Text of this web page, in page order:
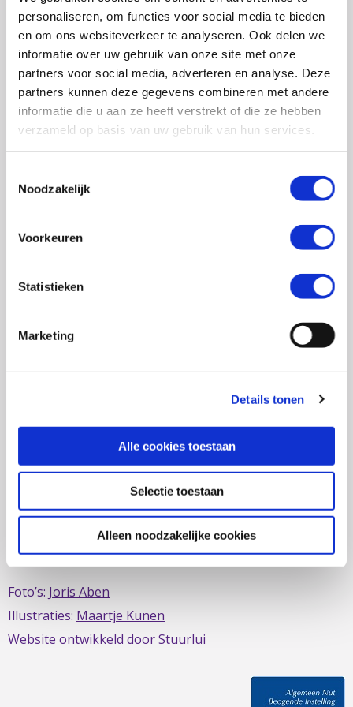
personaliseren, om functies voor social media te bieden
en om ons websiteverkeer te analyseren. Ook delen we
informatie over uw gebruik van onze site met onze
partners voor social media, adverteren en analyse. Deze
partners kunnen deze gegevens combineren met andere
informatie die u aan ze heeft verstrekt of die ze hebben
verzameld op basis van uw gebruik van hun services.
Noodzakelijk
Voorkeuren
Statistieken
Marketing
Details tonen
Alle cookies toestaan
Selectie toestaan
Alleen noodzakelijke cookies
0348 – 43 29 20(algemene nummer)
(ma t/m do: van 10.00 tot 14.30 uur)
info@crohn-colitis.nl
0348 – 420 780 (ervaringsdeskundigenlijn)
(ma t/m do: van 10:00 tot 12:30 uur)
ervaringsdeskundigen@crohn-colitis.nl
voor mensen met chronische darmziektes zoals de ziekte
van Crohn, colitis ulcerosa en microscopische colitis.
Deze ontstekingsziektes noemt men ook wel
Inflammatory Bowel Disease (IBD). Crohn & Colitis NL zet
zich al sinds 1979 in om de belangen van mensen met
IBD te behartigen. Evenals de belangen van mensen met
short bowel/darmfalen.
Deze website is mede mogelijk gemaakt door het
Fonds
Foto’s: Joris Aben
Illustraties: Maartje Kunen
Website ontwikkeld doorStuurlui